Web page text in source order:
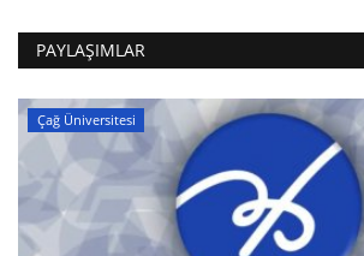
PAYLAŞIMLAR
Çağ Üniversitesi